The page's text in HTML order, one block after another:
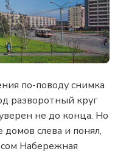
по-поводу снимка
разворотный круг
не до конца. Но
домов слева и понял,
Набережная